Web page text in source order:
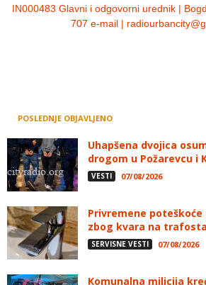
IN000483 Glavni i odgovorni urednik |
707 e-mail |
POSLEDNJE OBJAVLJENO
Uhapšena dvojica
drogom u Požarevcu i
VESTI 07/08/2026
Privremene
zbog kvara na
SERVISNE VESTI 07/08/2026
Komunalna milicija